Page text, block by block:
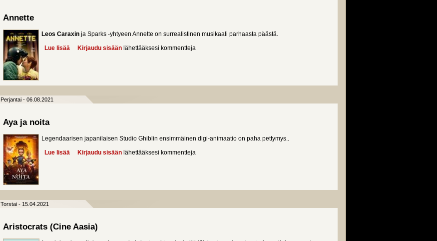
Annette
Leos Caraxin ja Sparks -yhtyeen Annette on surrealistinen musikaali parhaasta päästä.
Lue lisää about Annette
Kirjaudu sisään lähettääksesi kommentteja
Perjantai - 06.08.2021
Aya ja noita
Legendaarisen japanilaisen Studio Ghiblin ensimmäinen digi-animaatio on paha pettymys..
Lue lisää about Aya ja noita
Kirjaudu sisään lähettääksesi kommentteja
Torstai - 15.04.2021
Aristocrats (Cine Aasia)